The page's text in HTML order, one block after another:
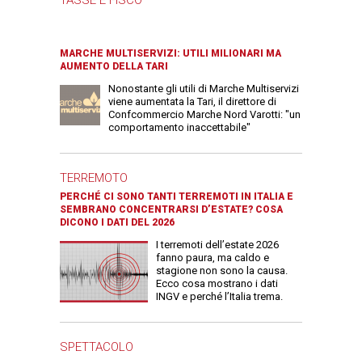
MARCHE MULTISERVIZI: UTILI MILIONARI MA
AUMENTO DELLA TARI
Nonostante gli utili di Marche Multiservizi
viene aumentata la Tari, il direttore di
Confcommercio Marche Nord Varotti: "un
comportamento inaccettabile"
TERREMOTO
PERCHÉ CI SONO TANTI TERREMOTI IN ITALIA E
SEMBRANO CONCENTRARSI D’ESTATE? COSA
DICONO I DATI DEL 2026
I terremoti dell’estate 2026
fanno paura, ma caldo e
stagione non sono la causa.
Ecco cosa mostrano i dati
INGV e perché l’Italia trema.
SPETTACOLO